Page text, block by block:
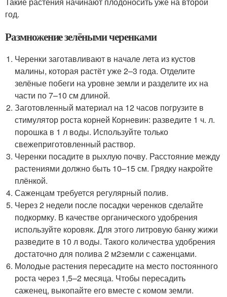
год.
Размножение зелёными черенками
Черенки заготавливают в начале лета из кустов
малины, которая растёт уже 2–3 года. Отделите
зелёные побеги на уровне земли и разделите их на
части по 7–10 см длиной.
Заготовленный материал на 12 часов погрузите в
стимулятор роста корней Корневин: разведите 1 ч. л.
порошка в 1 л воды. Используйте только
свежеприготовленный раствор.
Черенки посадите в рыхлую почву. Расстояние между
растениями должно быть 10–15 см. Грядку накройте
плёнкой.
Саженцам требуется регулярный полив.
Через 2 недели после посадки черенков сделайте
подкормку. В качестве органического удобрения
используйте коровяк. Для этого литровую банку жижи
разведите в 10 л воды. Такого количества удобрения
достаточно для полива 2 м2земли с саженцами.
Молодые растения пересадите на место постоянного
роста через 1,5–2 месяца. Чтобы пересадить
саженец, выкопайте его вместе с комом земли.